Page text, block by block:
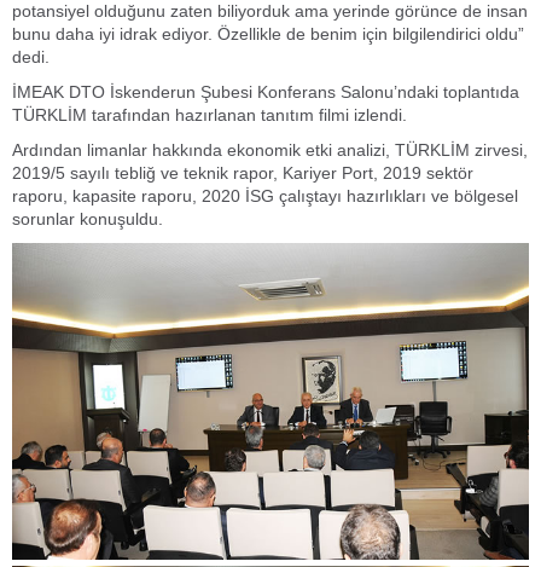
potansiyel olduğunu zaten biliyorduk ama yerinde görünce de insan
bunu daha iyi idrak ediyor. Özellikle de benim için bilgilendirici oldu”
dedi.
İMEAK DTO İskenderun Şubesi Konferans Salonu’ndaki toplantıda
TÜRKLİM tarafından hazırlanan tanıtım filmi izlendi.
Ardından limanlar hakkında ekonomik etki analizi, TÜRKLİM zirvesi,
2019/5 sayılı tebliğ ve teknik rapor, Kariyer Port, 2019 sektör
raporu, kapasite raporu, 2020 İSG çalıştayı hazırlıkları ve bölgesel
sorunlar konuşuldu.